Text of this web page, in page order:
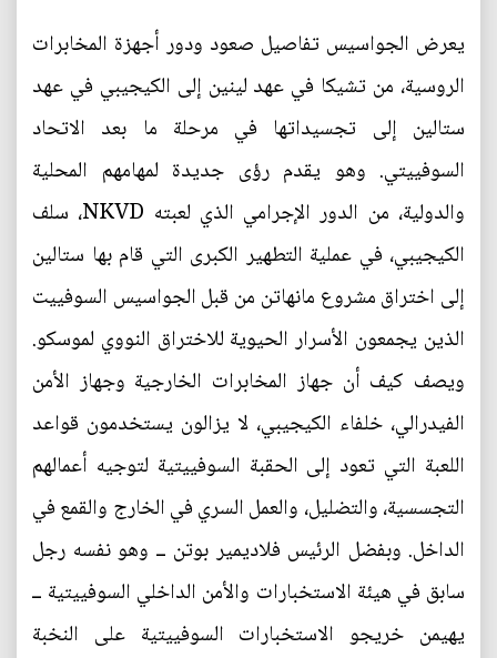
يعرض الجواسيس تفاصيل صعود ودور أجهزة المخابرات
الروسية، من تشيكا في عهد لينين إلى الكيجيبي في عهد
ستالين إلى تجسيداتها في مرحلة ما بعد الاتحاد
السوفييتي. وهو يقدم رؤى جديدة لمهامهم المحلية
والدولية، من الدور الإجرامي الذي لعبته NKVD، سلف
الكيجيبي، في عملية التطهير الكبرى التي قام بها ستالين
إلى اختراق مشروع مانهاتن من قبل الجواسيس السوفييت
الذين يجمعون الأسرار الحيوية للاختراق النووي لموسكو.
ويصف كيف أن جهاز المخابرات الخارجية وجهاز الأمن
الفيدرالي، خلفاء الكيجيبي، لا يزالون يستخدمون قواعد
اللعبة التي تعود إلى الحقبة السوفييتية لتوجيه أعمالهم
التجسسية، والتضليل، والعمل السري في الخارج والقمع في
الداخل. وبفضل الرئيس فلاديمير بوتن ــ وهو نفسه رجل
سابق في هيئة الاستخبارات والأمن الداخلي السوفييتية ــ
يهيمن خريجو الاستخبارات السوفييتية على النخبة